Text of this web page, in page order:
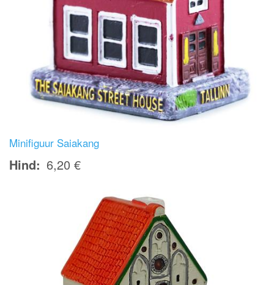
Minifiguur Saiakang
Hind 6,20 €